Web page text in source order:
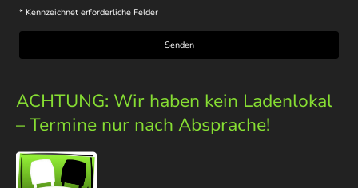
* Kennzeichnet erforderliche Felder
Senden
ACHTUNG: Wir haben kein Ladenlokal
– Termine nur nach Absprache!